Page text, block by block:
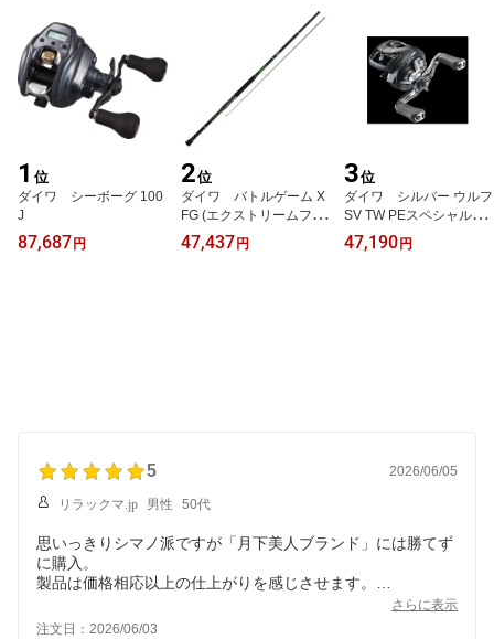
1 位
ダイワ シーボーグ 100
J
87,687 円
2位
ダイワ バトルゲーム X
FG (エクストリームフカ
セゲーム) 5-42
47,437 円
3位
ダイワ シルバー ウルフ
SV TW PEスペシャル 1
000XHL
47,190 円
5 2026/06/05
リラックマ.jp 男性 50代
思いっきりシマノ派ですが「月下美人ブランド」には勝てず
に購入。
製品は価格相応以上の仕上がりを感じさせます。
見た目が格好良くて非常によろしいです。また、とにかく軽
いです。
さらに表示
注文日：2026/06/03